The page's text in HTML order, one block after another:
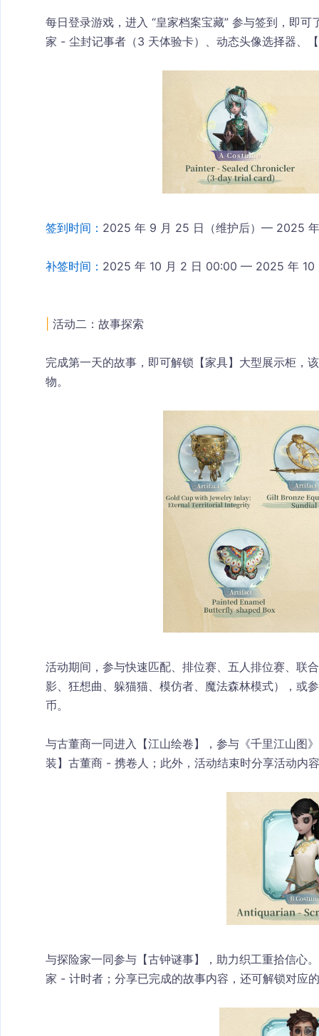
每日登录游戏，进入 “皇家档案宝藏” 参与签到，即
家 - 尘封记事者（3 天体验卡）、动态头像选择器、
签到时间： 2025 年 9 月 25 日（维护后）— 2025
补签时间： 2025 年 10 月 2 日 00:00 — 2025 年 10
活动二：故事探索
完成第一天的故事，即可解锁【家具】大型展示柜，
物。
活动期间，参与快速匹配、排位赛、五人排位赛、联
影、狂想曲、躲猫猫、模仿者、魔法森林模式），或
币。
与古董商一同进入【江山绘卷】，参与《千里江山图
装】古董商 - 携卷人；此外，活动结束时分享活动内
与探险家一同参与【古钟谜事】，助力织工重拾信心
家 - 计时者；分享已完成的故事内容，还可解锁对应